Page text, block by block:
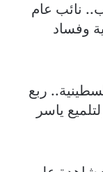
نائب عام
وفساد
ربع
ياسر